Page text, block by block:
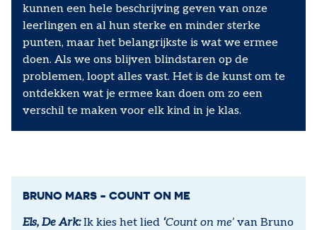
kunnen een hele beschrijving geven van onze
leerlingen en al hun sterke en minder sterke
punten, maar het belangrijkste is wat we ermee
doen. Als we ons blijven blindstaren op de
problemen, loopt alles vast. Het is de kunst om te
ontdekken wat je ermee kan doen om zo een
verschil te maken voor elk kind in je klas.
BRUNO MARS - COUNT ON ME
Els, De Ark:Ik kies het lied ‘Count on me’ van Bruno